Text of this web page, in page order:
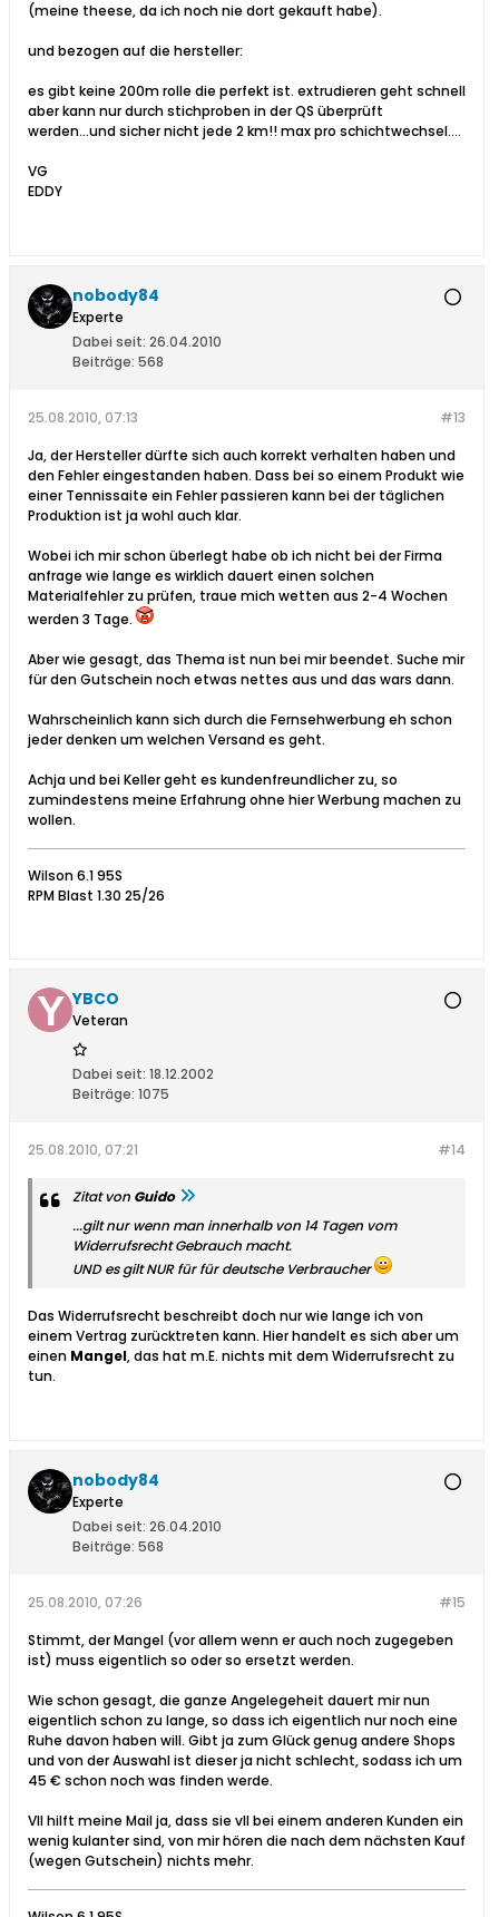
(meine theese, da ich noch nie dort gekauft habe).
und bezogen auf die hersteller:
es gibt keine 200m rolle die perfekt ist. extrudieren geht schnell
aber kann nur durch stichproben in der QS überprüft
werden...und sicher nicht jede 2 km!! max pro schichtwechsel....
VG
EDDY
nobody84
Experte
Dabei seit: 26.04.2010
Beiträge: 568
#13
25.08.2010, 07:13
Ja, der Hersteller dürfte sich auch korrekt verhalten haben und
den Fehler eingestanden haben. Dass bei so einem Produkt wie
einer Tennissaite ein Fehler passieren kann bei der täglichen
Produktion ist ja wohl auch klar.
Wobei ich mir schon überlegt habe ob ich nicht bei der Firma
anfrage wie lange es wirklich dauert einen solchen
Materialfehler zu prüfen, traue mich wetten aus 2-4 Wochen
werden 3 Tage.
Aber wie gesagt, das Thema ist nun bei mir beendet. Suche mir
für den Gutschein noch etwas nettes aus und das wars dann.
Wahrscheinlich kann sich durch die Fernsehwerbung eh schon
jeder denken um welchen Versand es geht.
Achja und bei Keller geht es kundenfreundlicher zu, so
zumindestens meine Erfahrung ohne hier Werbung machen zu
wollen.
Wilson 6.1 95S
RPM Blast 1.30 25/26
YBCO
Veteran
Dabei seit: 18.12.2002
Beiträge: 1075
#14
25.08.2010, 07:21
Zitat von Guido
...gilt nur wenn man innerhalb von 14 Tagen vom
Widerrufsrecht Gebrauch macht.
UND es gilt NUR für für deutsche Verbraucher
Das Widerrufsrecht beschreibt doch nur wie lange ich von
einem Vertrag zurücktreten kann. Hier handelt es sich aber um
einen Mangel, das hat m.E. nichts mit dem Widerrufsrecht zu
tun.
nobody84
Experte
Dabei seit: 26.04.2010
Beiträge: 568
#15
25.08.2010, 07:26
Stimmt, der Mangel (vor allem wenn er auch noch zugegeben
ist) muss eigentlich so oder so ersetzt werden.
Wie schon gesagt, die ganze Angelegeheit dauert mir nun
eigentlich schon zu lange, so dass ich eigentlich nur noch eine
Ruhe davon haben will. Gibt ja zum Glück genug andere Shops
und von der Auswahl ist dieser ja nicht schlecht, sodass ich um
45 € schon noch was finden werde.
Vll hilft meine Mail ja, dass sie vll bei einem anderen Kunden ein
wenig kulanter sind, von mir hören die nach dem nächsten Kauf
(wegen Gutschein) nichts mehr.